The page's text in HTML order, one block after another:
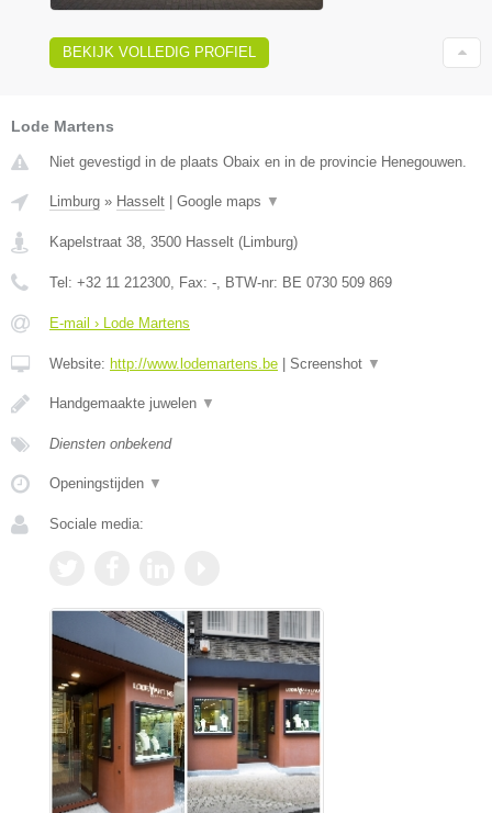
BEKIJK VOLLEDIG PROFIEL
Lode Martens
Niet gevestigd in de plaats Obaix en in de provincie Henegouwen.
Limburg » Hasselt Google maps ▼
Kapelstraat 38 3500 Hasselt ( Limburg)
Tel: +32 11 212300 , Fax: - , BTW-nr: BE 0730 509 869
E-mail › Lode Martens
Website: http://www.lodemartens.be Screenshot ▼
Handgemaakte juwelen ▼
Diensten onbekend
Openingstijden ▼
Sociale media: